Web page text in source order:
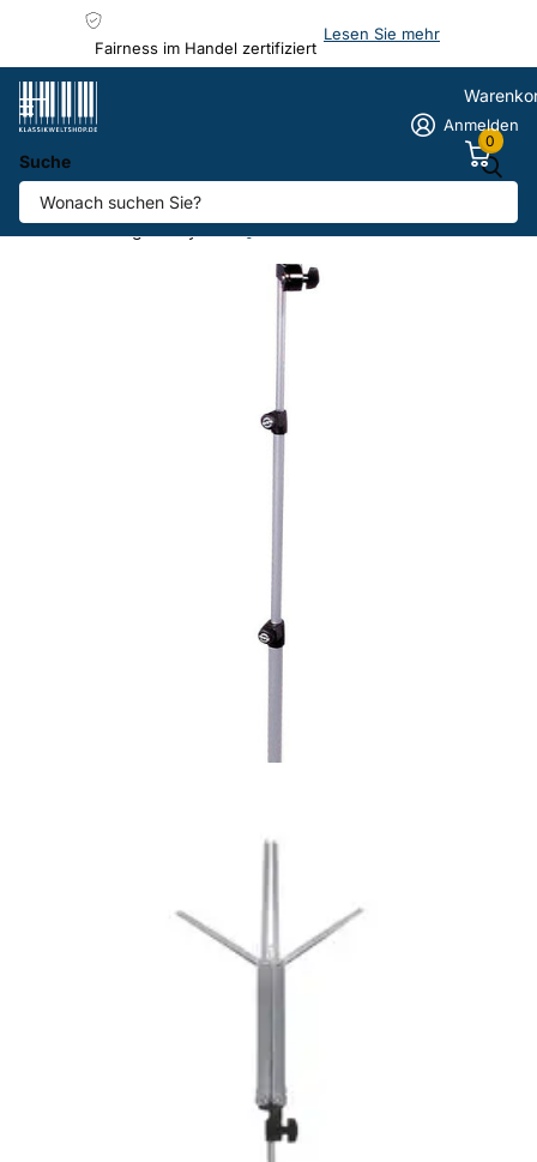
Fairness im Handel zertifiziert
Lesen Sie mehr
Suche
Anmelden
0
Notenpult K&M "10065"
Anbieter König & Meyer